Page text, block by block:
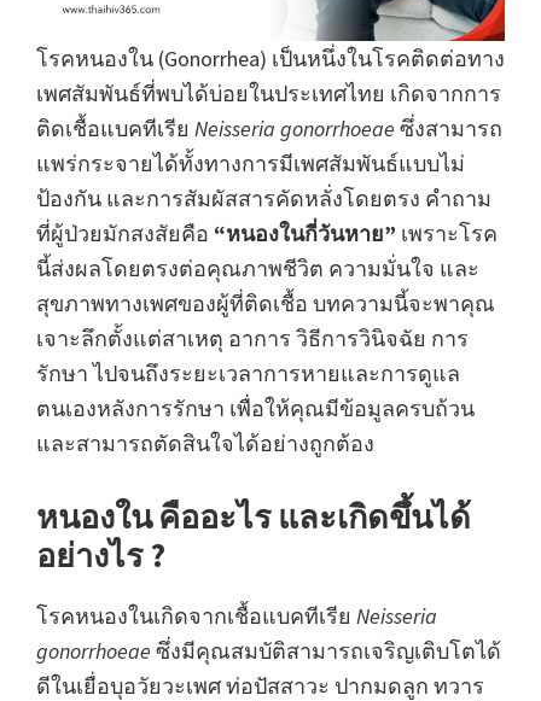
โรคหนองใน (Gonorrhea) เป็นหนึ่งในโรคติดต่อทาง
เพศสัมพันธ์ที่พบได้บ่อยในประเทศไทย เกิดจากการ
ติดเชื้อแบคทีเรีย Neisseria gonorrhoeae ซึ่งสามารถ
แพร่กระจายได้ทั้งทางการมีเพศสัมพันธ์แบบไม่
ป้องกัน และการสัมผัสสารคัดหลั่งโดยตรง คำถาม
ที่ผู้ป่วยมักสงสัยคือ “หนองในกี่วันหาย” เพราะโรค
นี้ส่งผลโดยตรงต่อคุณภาพชีวิต ความมั่นใจ และ
สุขภาพทางเพศของผู้ที่ติดเชื้อ บทความนี้จะพาคุณ
เจาะลึกตั้งแต่สาเหตุ อาการ วิธีการวินิจฉัย การ
รักษา ไปจนถึงระยะเวลาการหายและการดูแล
ตนเองหลังการรักษา เพื่อให้คุณมีข้อมูลครบถ้วน
และสามารถตัดสินใจได้อย่างถูกต้อง
หนองใน คืออะไร และเกิดขึ้นได้
อย่างไร ?
โรคหนองในเกิดจากเชื้อแบคทีเรีย Neisseria
gonorrhoeae ซึ่งมีคุณสมบัติสามารถเจริญเติบโตได้
ดีในเยื่อบุอวัยวะเพศ ท่อปัสสาวะ ปากมดลูก ทวาร